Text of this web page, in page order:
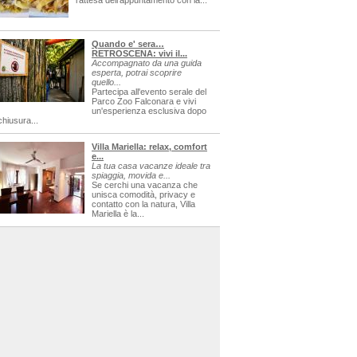
Quando e' sera…
RETROSCENA: vivi il...
Accompagnato da una guida
esperta, potrai scoprire
quello...
Partecipa all'evento serale del
Parco Zoo Falconara e vivi
un'esperienza esclusiva dopo
Villa Mariella: relax, comfort
e...
La tua casa vacanze ideale tra
spiaggia, movida e...
Se cerchi una vacanza che
unisca comodità, privacy e
contatto con la natura, Villa
Mariella è la...